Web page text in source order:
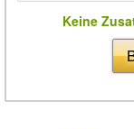
Keine